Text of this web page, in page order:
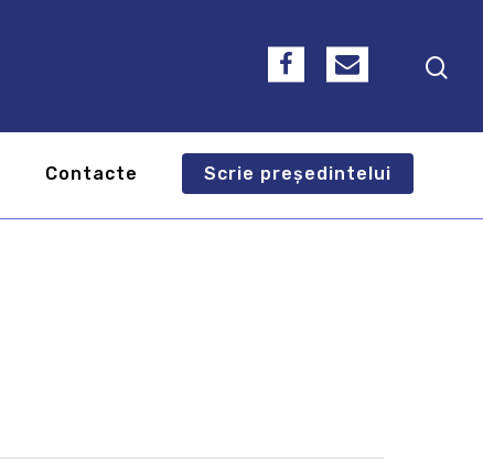
Contacte Scrie președintelui